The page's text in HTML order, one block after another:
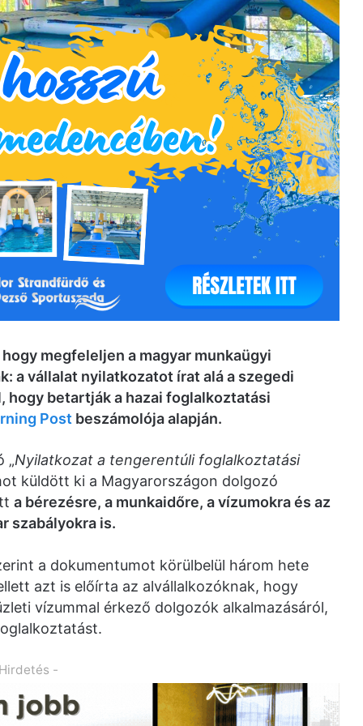
megfeleljen a magyar munkaügyi
a vállalat nyilatkozatot írat alá a szegedi
hogy betartják a hazai foglalkoztatási
Post beszámolója alapján.
„Nyilatkozat a tengerentúli foglalkoztatási
küldött ki a Magyarországon dolgozó
a bérezésre, a munkaidőre, a vízumokra és az
szabályokra is.
a dokumentumot körülbelül három hete
azt is előírta az alvállalkozóknak, hogy
vízummal érkező dolgozók alkalmazásáról,
-